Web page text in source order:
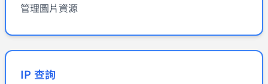
管理圖片資源
IP 查詢